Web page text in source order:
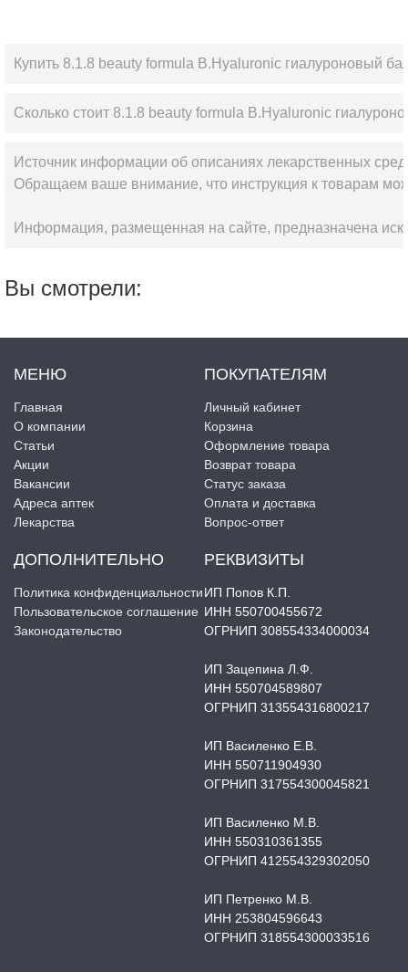
Купить 8.1.8 beauty formula B.Hyaluronic гиалуроновый
Сколько стоит 8.1.8 beauty formula B.Hyaluronic
Источник информации об описаниях лекарственных
Обращаем ваше внимание, что инструкция к товарам
Информация, размещенная на сайте, предназначена
Вы смотрели:
МЕНЮ
Главная
О компании
Статьи
Акции
Вакансии
Адреса аптек
Лекарства
ПОКУПАТЕЛЯМ
Личный кабинет
Корзина
Оформление товара
Возврат товара
Статус заказа
Оплата и доставка
Вопрос-ответ
ДОПОЛНИТЕЛЬНО
Политика конфиденциальности
Пользовательское соглашение
Законодательство
РЕКВИЗИТЫ
ИП Попов К.П.
ИНН 550700455672
ОГРНИП 308554334000034
ИП Зацепина Л.Ф.
ИНН 550704589807
ОГРНИП 313554316800217
ИП Василенко Е.В.
ИНН 550711904930
ОГРНИП 317554300045821
ИП Василенко М.В.
ИНН 550310361355
ОГРНИП 412554329302050
ИП Петренко М.В.
ИНН 253804596643
ОГРНИП 318554300033516